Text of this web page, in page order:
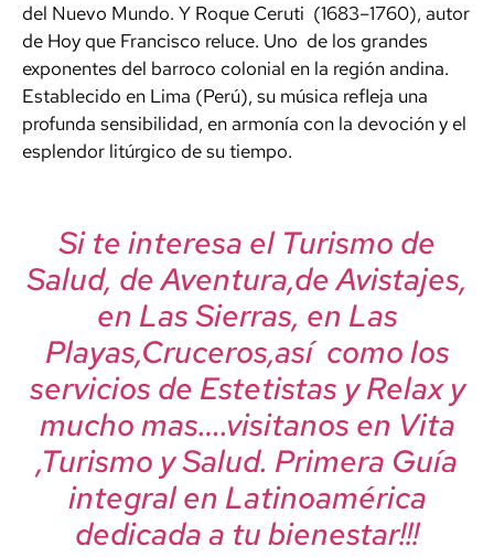
del Nuevo Mundo. Y Roque Ceruti (1683–1760), autor
de Hoy que Francisco reluce. Uno de los grandes
exponentes del barroco colonial en la región andina.
Establecido en Lima (Perú), su música refleja una
profunda sensibilidad, en armonía con la devoción y el
esplendor litúrgico de su tiempo.
Si te interesa el Turismo de
Salud, de Aventura,de Avistajes,
en Las Sierras, en Las
Playas,Cruceros,así como los
servicios de Estetistas y Relax y
mucho mas….visitanos en Vita
,Turismo y Salud. Primera Guía
integral en Latinoamérica
dedicada a tu bienestar!!!